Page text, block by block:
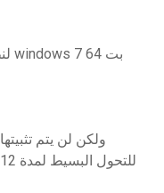
سيتم تنزيل تطبيقات android arooted ولكن لن يتم تثبيتها